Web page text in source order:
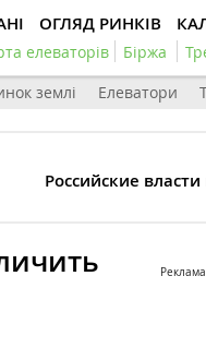
ОГЛЯД РИНКІВ
елеваторів Біржа
землі Елеватори
Российские
Реклама